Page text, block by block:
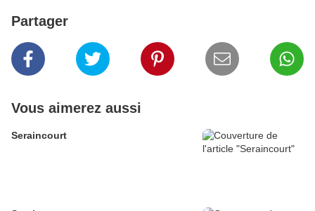
Partager
Vous aimerez aussi
Seraincourt